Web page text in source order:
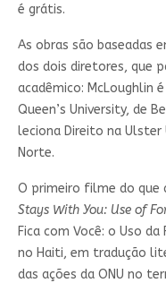
é grátis.
As obras são baseadas
dos dois diretores, que
acadêmico: McLoughlin
Queen’s University, de
leciona Direito na Ulster
Norte.
O primeiro filme do que
Stays With You: Use of
Fica com Você: o Uso
no Haiti, em tradução
das ações da ONU no